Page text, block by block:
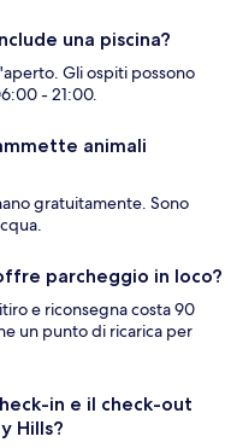
una piscina?
Gli ospiti possono
- 21:00.
animali
gratuitamente. Sono
parcheggio in loco?
e riconsegna costa 90
un punto di ricarica per
in e il check-out
Hills?